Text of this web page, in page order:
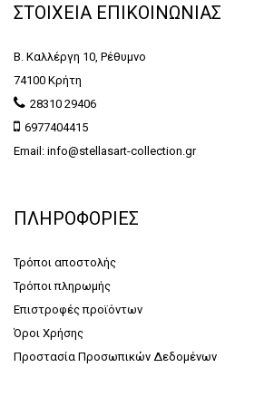
ΣΤΟΙΧΕΙΑ ΕΠΙΚΟΙΝΩΝΙΑΣ
Β. Καλλέργη 10, Ρέθυμνο
74100 Κρήτη
28310 29406
6977404415
Email: info@stellasart-collection.gr
ΠΛΗΡΟΦΟΡΙΕΣ
Τρόποι αποστολής
Τρόποι πληρωμής
Επιστροφές προϊόντων
Όροι Χρήσης
Προστασία Προσωπικών Δεδομένων